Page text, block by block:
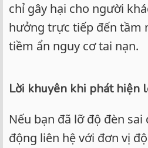
chỉ gây hại cho người
hưởng trực tiếp đến tầm
tiềm ẩn nguy cơ tai nạn.
Lời khuyên khi phát hiện
Nếu bạn đã lỡ độ đèn
động liên hệ với đơn vị